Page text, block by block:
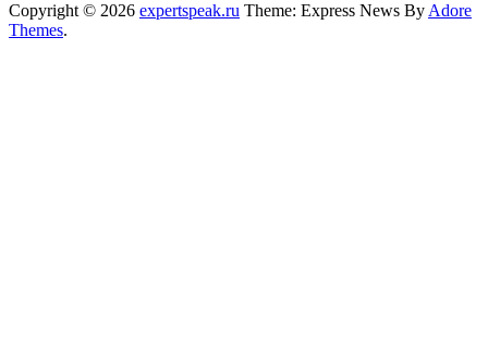
Copyright © 2026 expertspeak.ru Theme: Express News By Adore
Themes.